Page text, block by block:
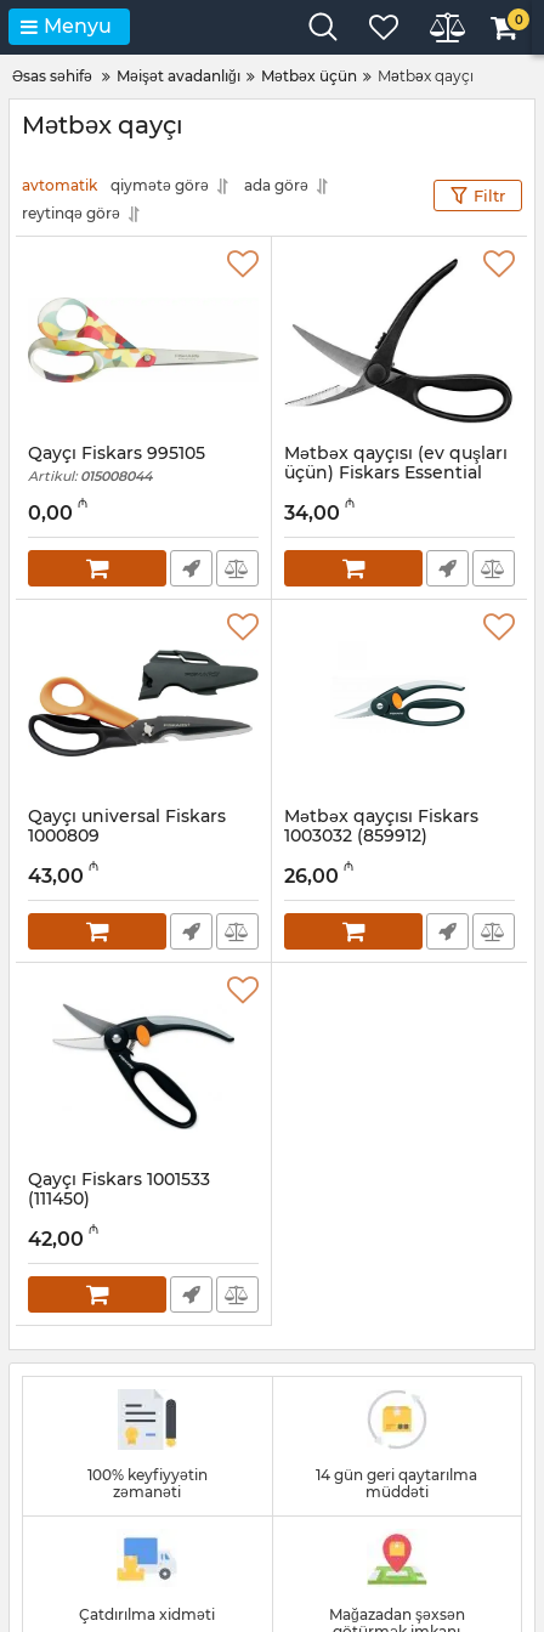
Menyu 0
Əsas səhifə Məişət avadanlığı Mətbəx üçün Mətbəx qayçı
Mətbəx qayçı
avtomatik qiymətə görə
ada görə
reytinqə görə
Filtr
Qayçı Fiskars 995105
Artikul: 015008044
0,00 ₼
Mətbəx qayçısı (ev quşları
üçün) Fiskars Essential
Artikul: 015008035
34,00 ₼
Qayçı universal Fiskars
1000809
015008047
43,00 ₼
Mətbəx qayçısı Fiskars
1003032 (859912)
015008020
26,00 ₼
Qayçı Fiskars 1001533
(111450)
014011006
42,00 ₼
100% keyfiyyətin
zəmanəti
14 gün geri qaytarılma
müddəti
Çatdırılma xidməti
Mağazadan şəxsən